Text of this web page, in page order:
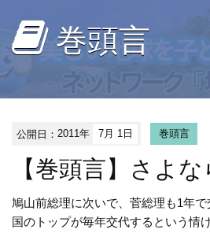
巻頭言
公開日：2011年 7月 1日 巻頭言
【巻頭言】さよ
鳩山前総理に次いで、菅総理も1年で
国のトップが毎年交代するという情